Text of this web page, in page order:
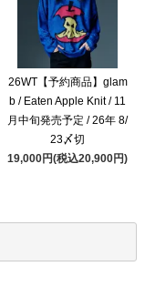
26WT【予約商品】glam
b / Eaten Apple Knit / 11
月中旬発売予定 / 26年 8/
23〆切
19,000円(税込20,900円)